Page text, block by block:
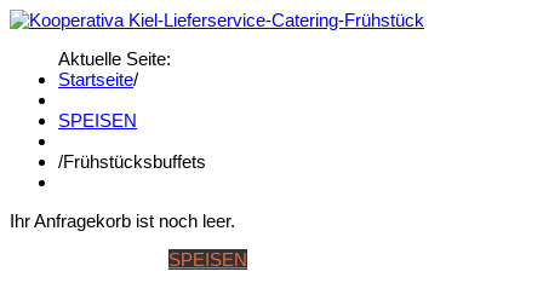
Aktuelle Seite:
Startseite/
SPEISEN
/Frühstücksbuffets
Ihr Anfragekorb ist noch leer.
SPEISEN